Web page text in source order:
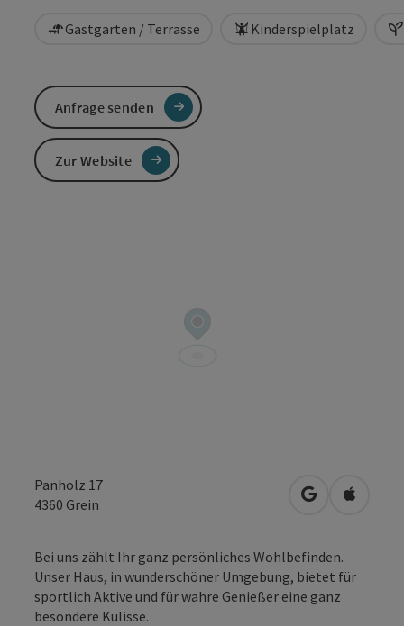
Gastgarten / Terrasse Kinderspielplatz
Panholz 17
4360 Grein in Google
in
Bei uns zählt Ihr ganz persönliches Wohlbefinden.
Unser Haus, in wunderschöner Umgebung, bietet für
sportlich Aktive und für wahre Genießer eine ganz
besondere Kulisse.
Anfrage senden
Zur Website